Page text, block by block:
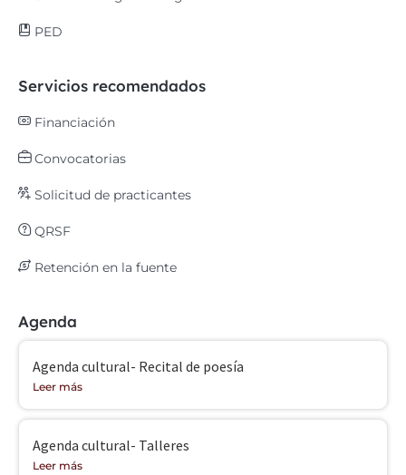
PED
Servicios recomendados
Financiación
Convocatorias
Solicitud de practicantes
QRSF
Retención en la fuente
Agenda
Agenda cultural- Recital de poesía
Leer más
Agenda cultural- Talleres
Leer más